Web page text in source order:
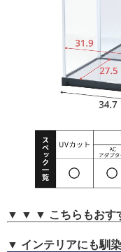
▼ ▼ ▼ こちらもお
▼ インテリアにも馴